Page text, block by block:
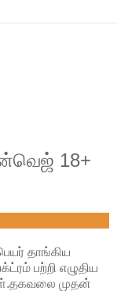
18+
தாங்கிய
பற்றி எழுதிய
முதன்